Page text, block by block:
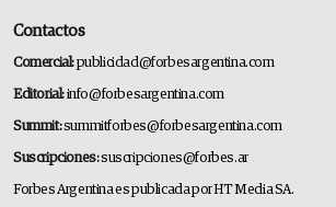
Contactos
Comercial:publicidad@forbesargentina.com
Editorial:info@forbesargentina.com
Summit:summitforbes@forbesargentina.com
Suscripciones:suscripciones@forbes.ar
Forbes Argentina es publicada por HT Media SA.